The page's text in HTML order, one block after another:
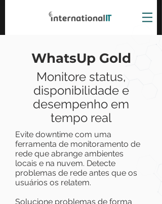
WhatsUp Gold
Monitore status,
disponibilidade e
desempenho em
tempo real
Evite downtime com uma
ferramenta de monitoramento de
rede que abrange ambientes
locais e na nuvem. Detecte
problemas de rede antes que os
usuários os relatem.
Solucione problemas de forma